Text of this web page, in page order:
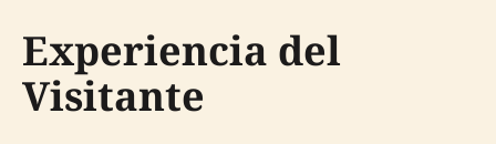
Experiencia del
Visitante